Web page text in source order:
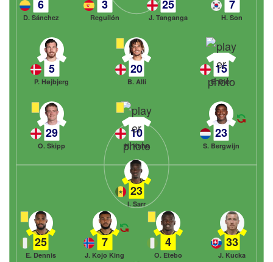
7
H. Son
25
J. Tanganga
3
Reguilón
6
D. Sánchez
15
E. Dier
20
B. Alli
5
P. Højbjerg
23
S. Bergwijn
10
H. Kane
29
O. Skipp
25
E. Dennis
7
J. Kojo King
4
O. Etebo
33
J. Kucka
23
I. Sarr